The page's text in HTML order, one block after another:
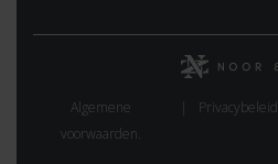
Algemene
voorwaarden.
Privacybeleid